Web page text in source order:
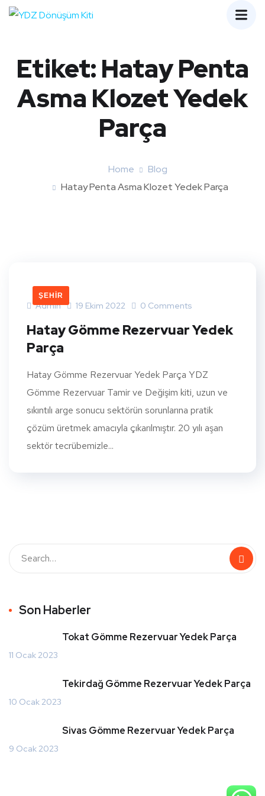
Etiket:Hatay Penta
Asma Klozet Yedek
Parça
Home
Blog
Hatay Penta Asma Klozet Yedek Parça
ŞEHIR
Admin 19 Ekim 2022 0 Comments
Hatay Gömme Rezervuar Yedek
Parça
Hatay Gömme Rezervuar Yedek Parça YDZ
Gömme Rezervuar Tamir ve Değişim kiti, uzun ve
sıkıntılı arge sonucu sektörün sorunlarına pratik
çözüm üretmek amacıyla çıkarılmıştır. 20 yılı aşan
sektör tecrübemizle...
Son Haberler
Tokat Gömme Rezervuar Yedek Parça
11 Ocak 2023
Tekirdağ Gömme Rezervuar Yedek Parça
10 Ocak 2023
Sivas Gömme Rezervuar Yedek Parça
9 Ocak 2023